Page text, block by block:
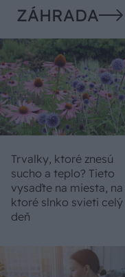
ZÁHRADA
Trvalky, ktoré znesú
sucho a teplo? Tieto
vysaďte na miesta, na
ktoré slnko svieti celý
deň